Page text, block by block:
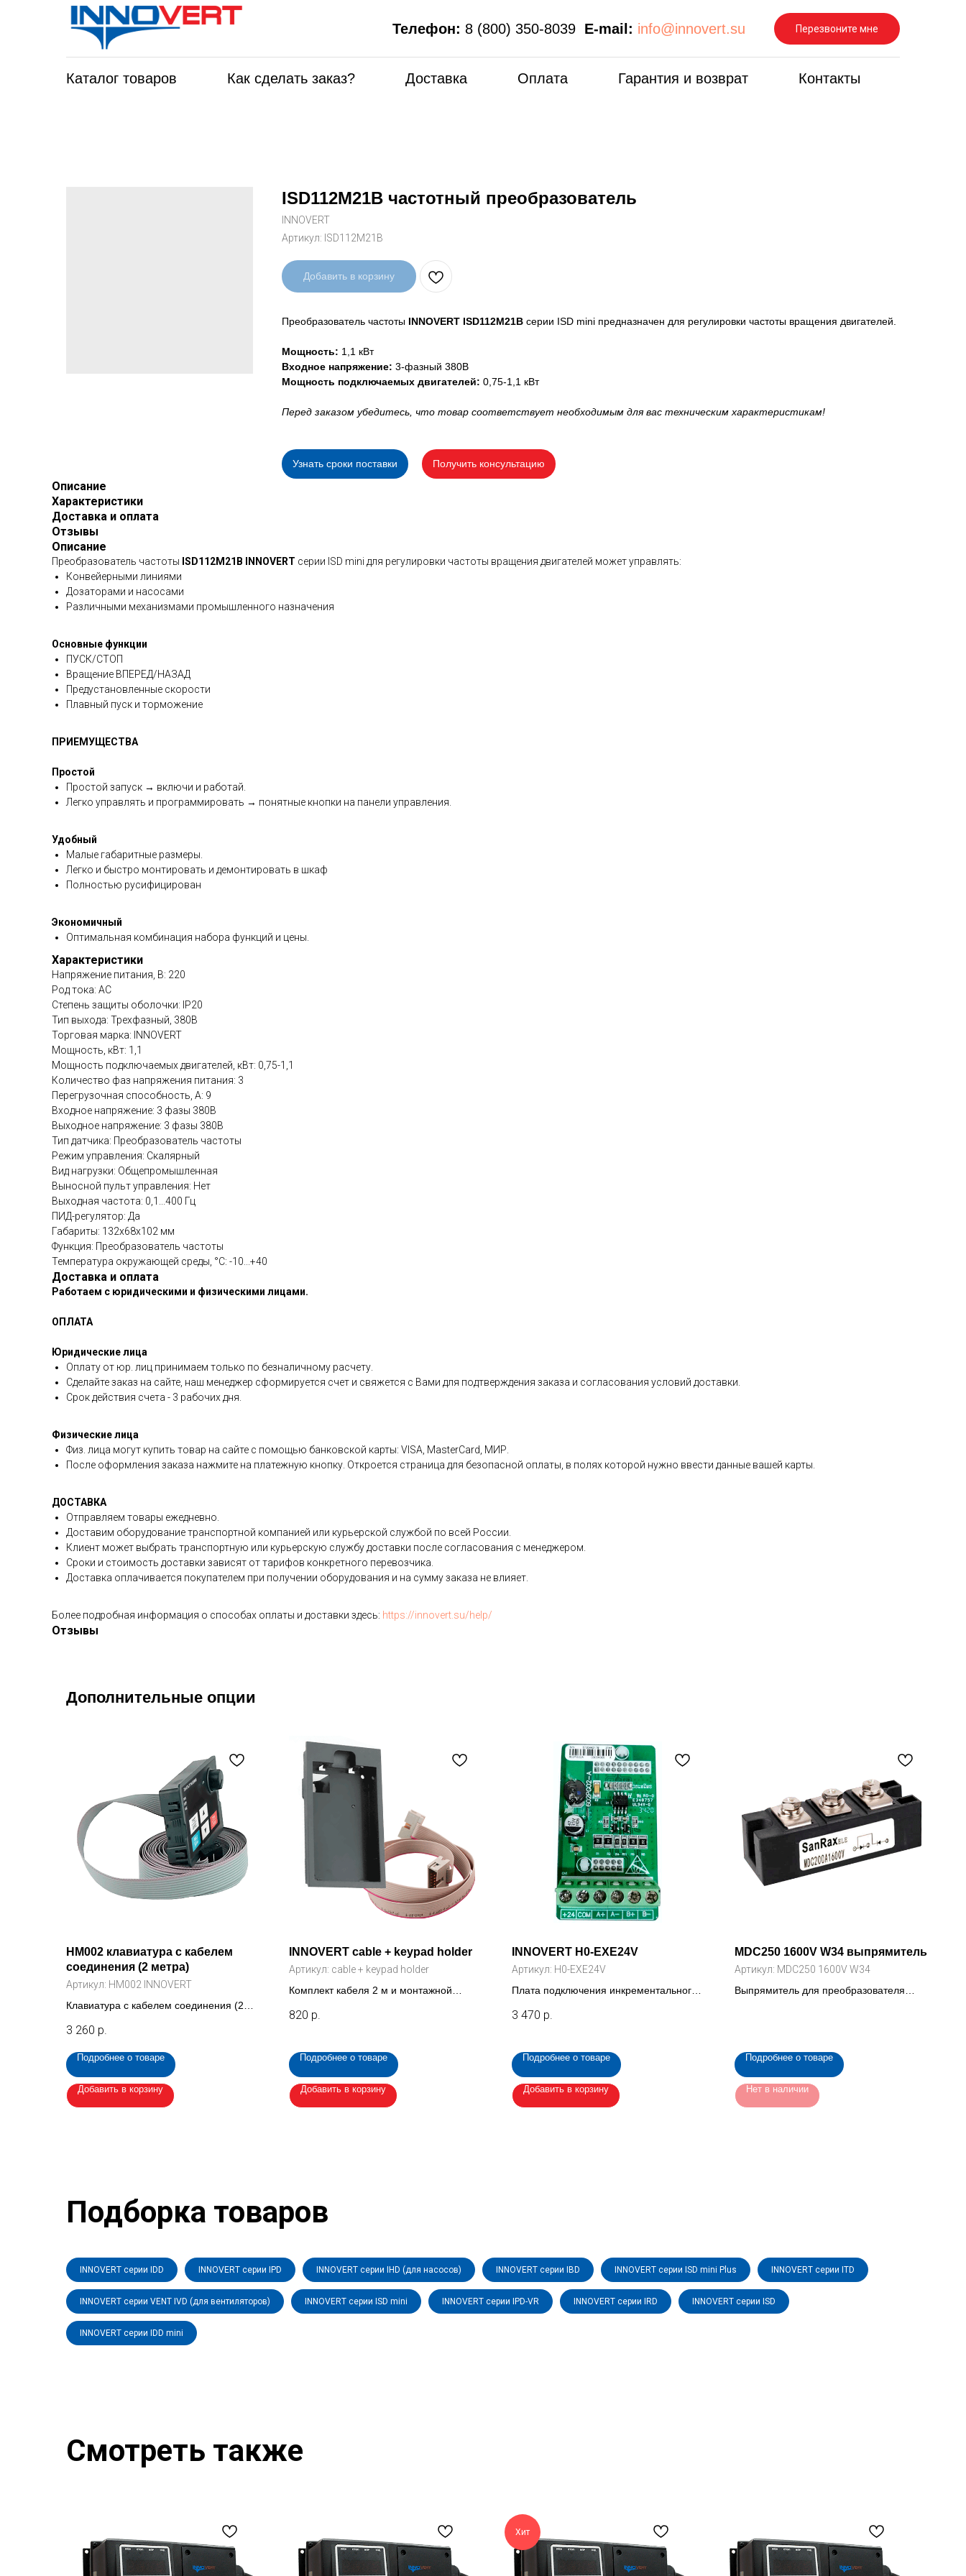
Телефон: 8 (800) 350-8039 E-mail: info@innovert.su Перезвоните мне
Каталог товаров Как сделать заказ? Доставка Оплата Гарантия и возврат Контакты
ISD112M21B частотный преобразователь
INNOVERT
Артикул: ISD112M21B
Добавить в корзину
Преобразователь частоты INNOVERT ISD112M21B серии ISD mini предназначен для регулировки частоты вращения двигателей.
Мощность: 1,1 кВт
Входное напряжение: 3-фазный 380В
Мощность подключаемых двигателей: 0,75-1,1 кВт
Перед заказом убедитесь, что товар соответствует необходимым для вас техническим характеристикам!
Узнать сроки поставки Получить консультацию
Описание
Характеристики
Доставка и оплата
Отзывы
Описание
Преобразователь частоты ISD112M21B INNOVERT серии ISD mini для регулировки частоты вращения двигателей может управлять:
Конвейерными линиями
Дозаторами и насосами
Различными механизмами промышленного назначения
Основные функции
ПУСК/СТОП
Вращение ВПЕРЕД/НАЗАД
Предустановленные скорости
Плавный пуск и торможение
ПРИЕМУЩЕСТВА
Простой
Простой запуск → включи и работай.
Легко управлять и программировать → понятные кнопки на панели управления.
Удобный
Малые габаритные размеры.
Легко и быстро монтировать и демонтировать в шкаф
Полностью русифицирован
Экономичный
Оптимальная комбинация набора функций и цены.
Характеристики
Напряжение питания, В: 220
Род тока: AC
Степень защиты оболочки: IP20
Тип выхода: Трехфазный, 380В
Торговая марка: INNOVERT
Мощность, кВт: 1,1
Мощность подключаемых двигателей, кВт: 0,75-1,1
Количество фаз напряжения питания: 3
Перегрузочная способность, А: 9
Входное напряжение: 3 фазы 380В
Выходное напряжение: 3 фазы 380В
Тип датчика: Преобразователь частоты
Режим управления: Скалярный
Вид нагрузки: Общепромышленная
Выносной пульт управления: Нет
Выходная частота: 0,1...400 Гц
ПИД-регулятор: Да
Габариты: 132x68x102 мм
Функция: Преобразователь частоты
Температура окружающей среды, °C: -10...+40
Доставка и оплата
Работаем с юридическими и физическими лицами.
ОПЛАТА
Юридические лица
Оплату от юр. лиц принимаем только по безналичному расчету.
Сделайте заказ на сайте, наш менеджер сформируется счет и свяжется с Вами для подтверждения заказа и согласования условий доставки.
Срок действия счета - 3 рабочих дня.
Физические лица
Физ. лица могут купить товар на сайте с помощью банковской карты: VISA, MasterCard, МИР.
После оформления заказа нажмите на платежную кнопку. Откроется страница для безопасной оплаты, в полях которой нужно ввести данные вашей карты.
ДОСТАВКА
Отправляем товары ежедневно.
Доставим оборудование транспортной компанией или курьерской службой по всей России.
Клиент может выбрать транспортную или курьерскую службу доставки после согласования с менеджером.
Сроки и стоимость доставки зависят от тарифов конкретного перевозчика.
Доставка оплачивается покупателем при получении оборудования и на сумму заказа не влияет.
Более подробная информация о способах оплаты и доставки здесь: https://innovert.su/help/
Отзывы
Дополнительные опции
HM002 клавиатура с кабелем
соединения (2 метра)
Артикул: HM002 INNOVERT
Клавиатура с кабелем соединения (2
ISD mini (HM002 INNOVERT)
3 260 р.
Подробнее о товаре
Добавить в корзину
INNOVERT cable + keypad holder
Артикул: cable + keypad holder
Комплект кабеля 2 м и монтажной
INNOVERT ITD
820 р.
Подробнее о товаре
Добавить в корзину
INNOVERT H0-EXE24V
Артикул: H0-EXE24V
Плата подключения инкрементального
3 470 р.
Подробнее о товаре
Добавить в корзину
MDC250 1600V W34 выпрямитель
Артикул: MDC250 1600V W34
Выпрямитель для преобразователя
Подробнее о товаре
Нет в наличии
Подборка товаров
INNOVERT серии IDD INNOVERT серии IPD INNOVERT серии IHD (для насосов) INNOVERT серии IBD INNOVERT серии ISD mini Plus INNOVERT серии ITD
INNOVERT серии VENT IVD (для вентиляторов) INNOVERT серии ISD mini INNOVERT серии IPD-VR INNOVERT серии IRD INNOVERT серии ISD
INNOVERT серии IDD mini
Смотреть также
Хит